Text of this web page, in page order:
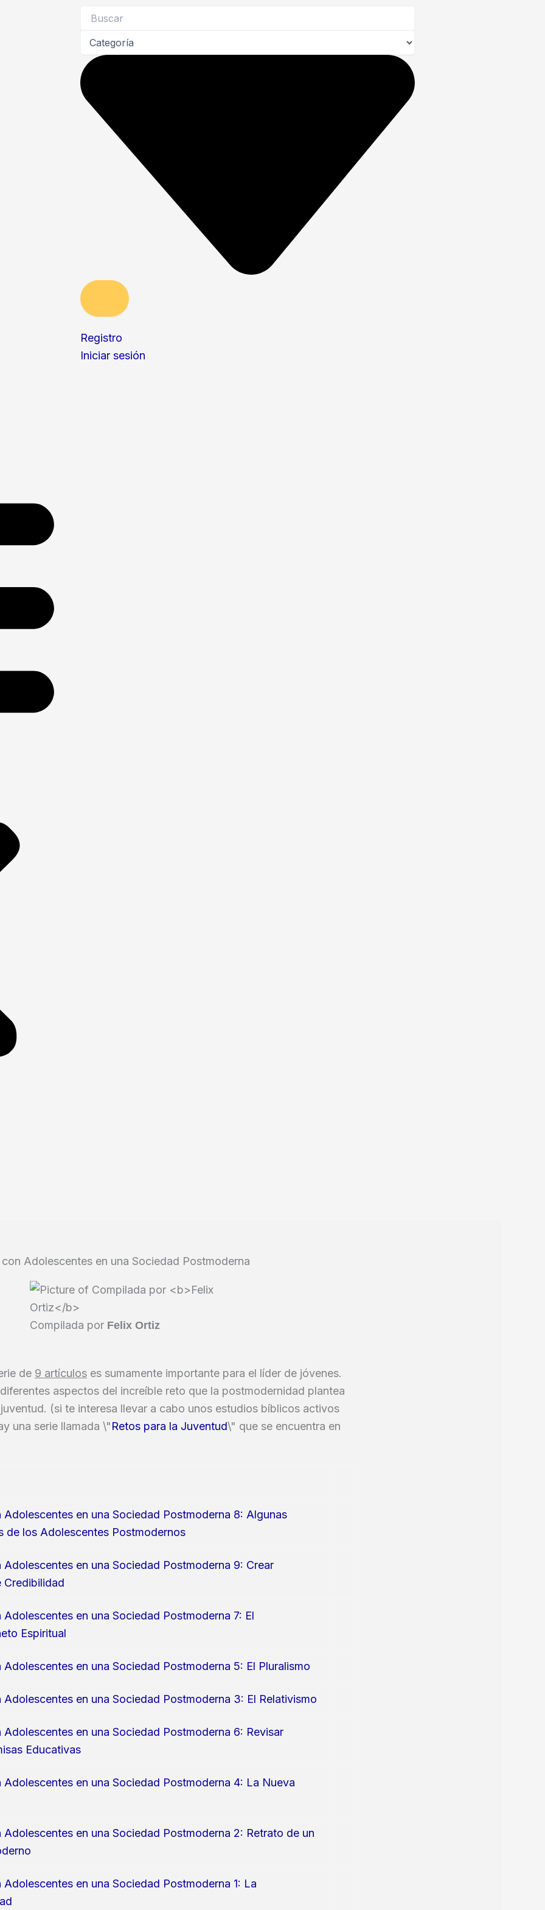
Registro
Iniciar sesión
con Adolescentes en una Sociedad Postmoderna
Compilada por Felix Ortiz
de 9 artículoses sumamente importante para el líder de jóvenes.
aspectos del increíble reto que la postmodernidad plantea
(si te interesa llevar a cabo unos estudios bíblicos activos
una serie llamada \"Retos para la Juventud\" que se encuentra en
Adolescentes en una Sociedad Postmoderna 8: Algunas
de los Adolescentes Postmodernos
Adolescentes en una Sociedad Postmoderna 9: Crear
Credibilidad
Adolescentes en una Sociedad Postmoderna 7: El
Espiritual
Adolescentes en una Sociedad Postmoderna 5: El Pluralismo
Adolescentes en una Sociedad Postmoderna 3: El Relativismo
Adolescentes en una Sociedad Postmoderna 6: Revisar
Educativas
Adolescentes en una Sociedad Postmoderna 4: La Nueva
Adolescentes en una Sociedad Postmoderna 2: Retrato de un
Adolescentes en una Sociedad Postmoderna 1: La